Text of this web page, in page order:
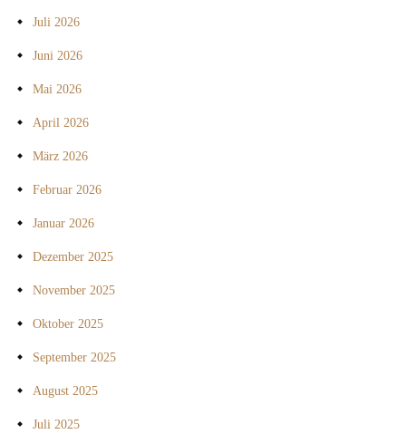
Juli 2026
Juni 2026
Mai 2026
April 2026
März 2026
Februar 2026
Januar 2026
Dezember 2025
November 2025
Oktober 2025
September 2025
August 2025
Juli 2025